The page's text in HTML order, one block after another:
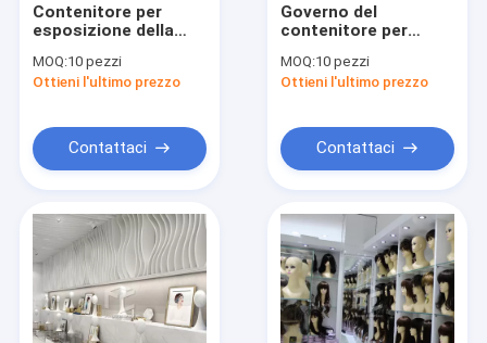
Contenitore per
esposizione della
del MDF
MOQ:10 pezzi
Ottieni l'ultimo prezzo
Contattaci
Governo del
contenitore per
parrucca dell'OEM
MOQ:10 pezzi
Ottieni l'ultimo prezzo
Contattaci